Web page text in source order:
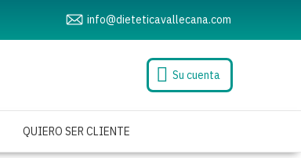
info@dieteticavallecana.com
Su cuenta
QUIERO SER CLIENTE